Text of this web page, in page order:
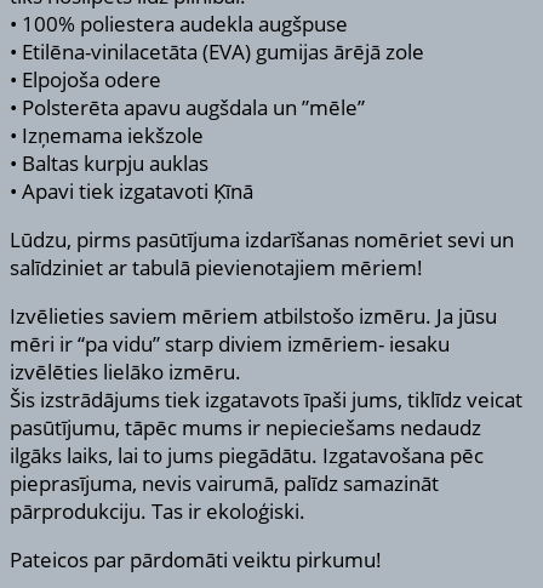
• 100% poliestera audekla augšpuse
• Etilēna-vinilacetāta (EVA) gumijas ārējā zole
• Elpojoša odere
• Polsterēta apavu augšdala un ”mēle”
• Izņemama iekšzole
• Baltas kurpju auklas
• Apavi tiek izgatavoti Ķīnā
Lūdzu, pirms pasūtījuma izdarīšanas nomēriet sevi un
salīdziniet ar tabulā pievienotajiem mēriem!
Izvēlieties saviem mēriem atbilstošo izmēru. Ja jūsu
mēri ir “pa vidu” starp diviem izmēriem- iesaku
izvēlēties lielāko izmēru.
Šis izstrādājums tiek izgatavots īpaši jums, tiklīdz veicat
pasūtījumu, tāpēc mums ir nepieciešams nedaudz
ilgāks laiks, lai to jums piegādātu. Izgatavošana pēc
pieprasījuma, nevis vairumā, palīdz samazināt
pārprodukciju. Tas ir ekoloģiski.
Pateicos par pārdomāti veiktu pirkumu!